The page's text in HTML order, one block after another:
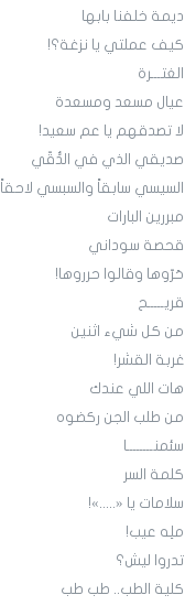
ديمة خلفنا بابها
كيف عملتي يا نزغة؟!
الغتـــرة
عيال مسعد ومسعدة
لا تصدقهم يا عم سعيد!
صديقي الذي في الدُّقّي
السيسي سابقاً والسبسي لاحقاً
مبررين البارات
قحصة سوداني
حَرّوها وقالوا حرروها!
قريـــــح
من كل شيء اثنين
غربة القشر!
هات اللي عندك
من طلب الجن ركضوه
سئمنــــــــا
كلمة السر
سلامات يا «.....»!
ملِه عيب!
تدروا ليش؟
كلية الطب.. طب طب